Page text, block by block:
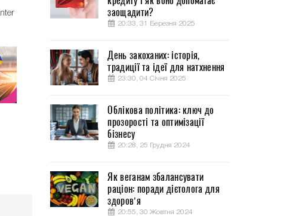
заощадити?
20:33, 31 Березня 2025
День закоханих: історія,
традиції та ідеї для натхнення
23:30, 04 Січня 2025
Облікова політика: ключ до
прозорості та оптимізації
бізнесу
20:28, 25 Грудня 2024
Як веганам збалансувати
раціон: поради дієтолога для
здоров’я
20:55, 30 Жовтня 2024